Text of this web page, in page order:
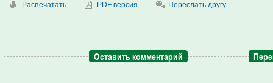
Распечатать PDF версия Переслать другу
Оставить комментарий